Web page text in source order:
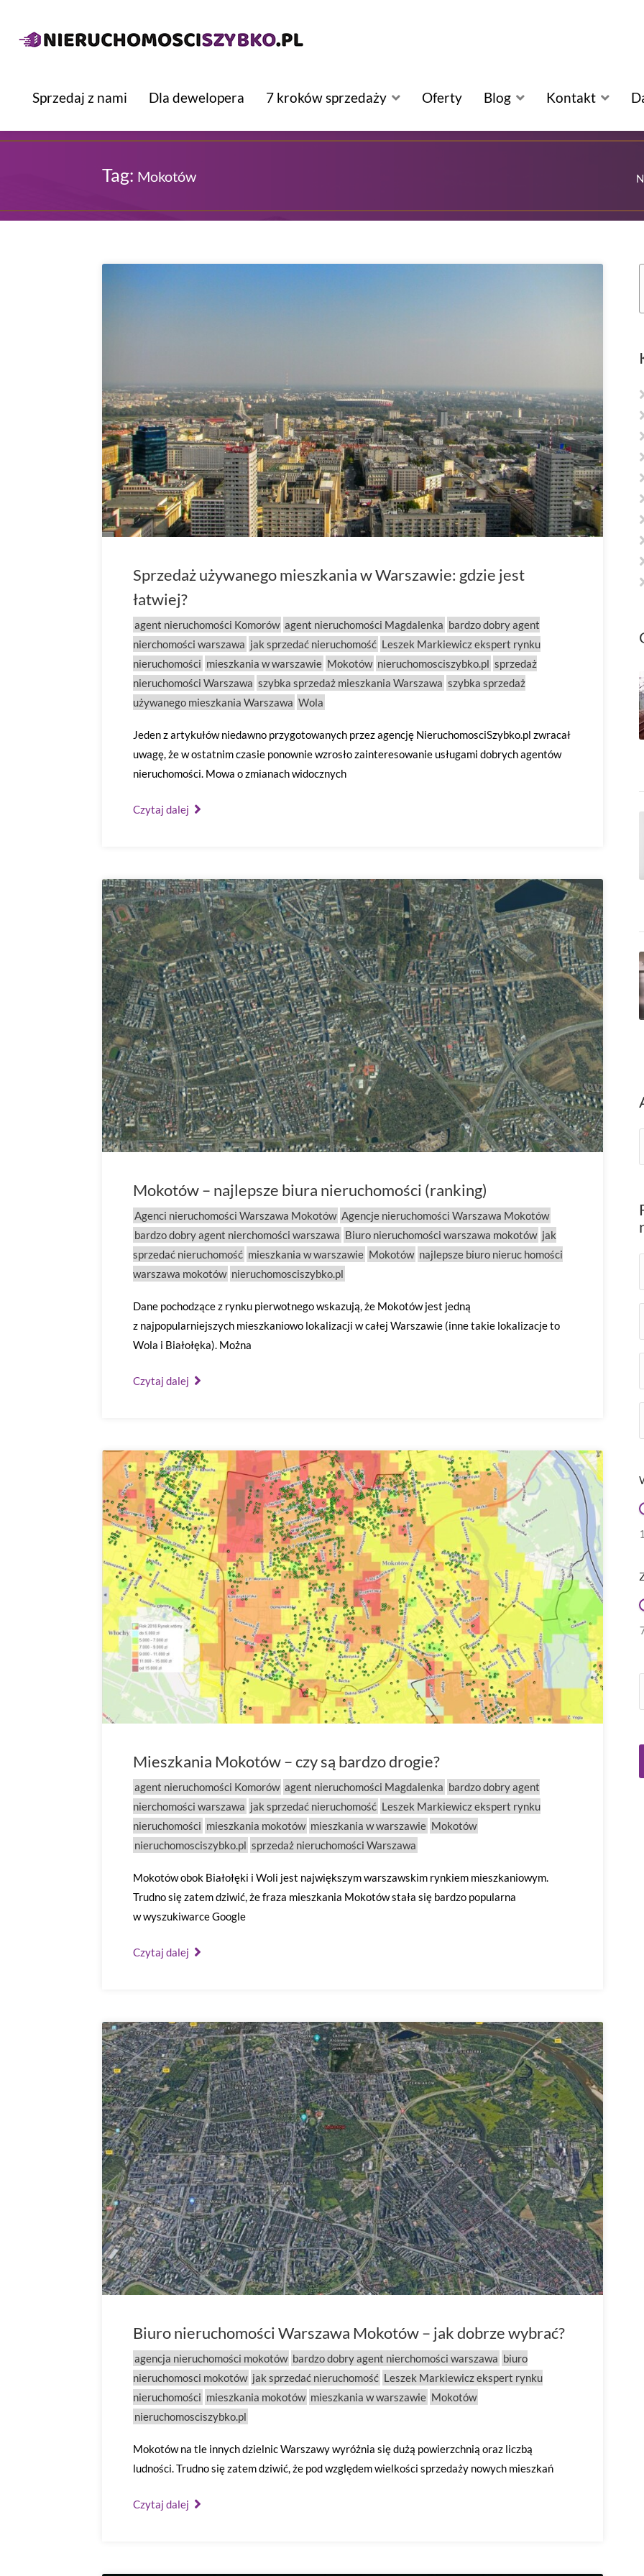
Sprzedaj z nami Dla dewelopera 7 kroków sprzedaży Oferty Blog Kontakt
Tag: Mokotów
Sprzedaż używanego mieszkania w Warszawie: gdzie jest
łatwiej?
agent nieruchomości Komorów agent nieruchomości Magdalenka bardzo dobry agent
nierchomości warszawa jak sprzedać nieruchomość Leszek Markiewicz ekspert rynku
nieruchomości mieszkania w warszawie Mokotów nieruchomosciszybko.pl sprzedaż
nieruchomości Warszawa szybka sprzedaż mieszkania Warszawa szybka sprzedaż
używanego mieszkania Warszawa Wola
Jeden z artykułów niedawno przygotowanych przez agencję NieruchomosciSzybko.pl zwracał
uwagę, że w ostatnim czasie ponownie wzrosło zainteresowanie usługami dobrych agentów
nieruchomości. Mowa o zmianach widocznych
Czytaj dalej
Mokotów – najlepsze biura nieruchomości (ranking)
Agenci nieruchomości Warszawa Mokotów Agencje nieruchomości Warszawa Mokotów
bardzo dobry agent nierchomości warszawa Biuro nieruchomości warszawa mokotów jak
sprzedać nieruchomość mieszkania w warszawie Mokotów najlepsze biuro nieruc homości
warszawa mokotów nieruchomosciszybko.pl
Dane pochodzące z rynku pierwotnego wskazują, że Mokotów jest jedną
z najpopularniejszych mieszkaniowo lokalizacji w całej Warszawie (inne takie lokalizacje to
Wola i Białołęka). Można
Czytaj dalej
Mieszkania Mokotów – czy są bardzo drogie?
agent nieruchomości Komorów agent nieruchomości Magdalenka bardzo dobry agent
nierchomości warszawa jak sprzedać nieruchomość Leszek Markiewicz ekspert rynku
nieruchomości mieszkania mokotów mieszkania w warszawie Mokotów
nieruchomosciszybko.pl sprzedaż nieruchomości Warszawa
Mokotów obok Białołęki i Woli jest największym warszawskim rynkiem mieszkaniowym.
Trudno się zatem dziwić, że fraza mieszkania Mokotów stała się bardzo popularna
w wyszukiwarce Google
Czytaj dalej
Biuro nieruchomości Warszawa Mokotów – jak dobrze wybrać?
agencja nieruchomości mokotów bardzo dobry agent nierchomości warszawa biuro
nieruchomosci mokotów jak sprzedać nieruchomość Leszek Markiewicz ekspert rynku
nieruchomości mieszkania mokotów mieszkania w warszawie Mokotów
nieruchomosciszybko.pl
Mokotów na tle innych dzielnic Warszawy wyróżnia się dużą powierzchnią oraz liczbą
ludności. Trudno się zatem dziwić, że pod względem wielkości sprzedaży nowych mieszkań
Czytaj dalej